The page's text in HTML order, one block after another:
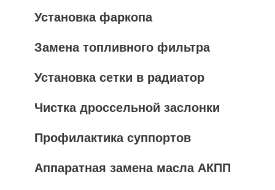
Установка фаркопа
Замена топливного фильтра
Установка сетки в радиатор
Чистка дроссельной заслонки
Профилактика суппортов
Аппаратная замена масла АКПП